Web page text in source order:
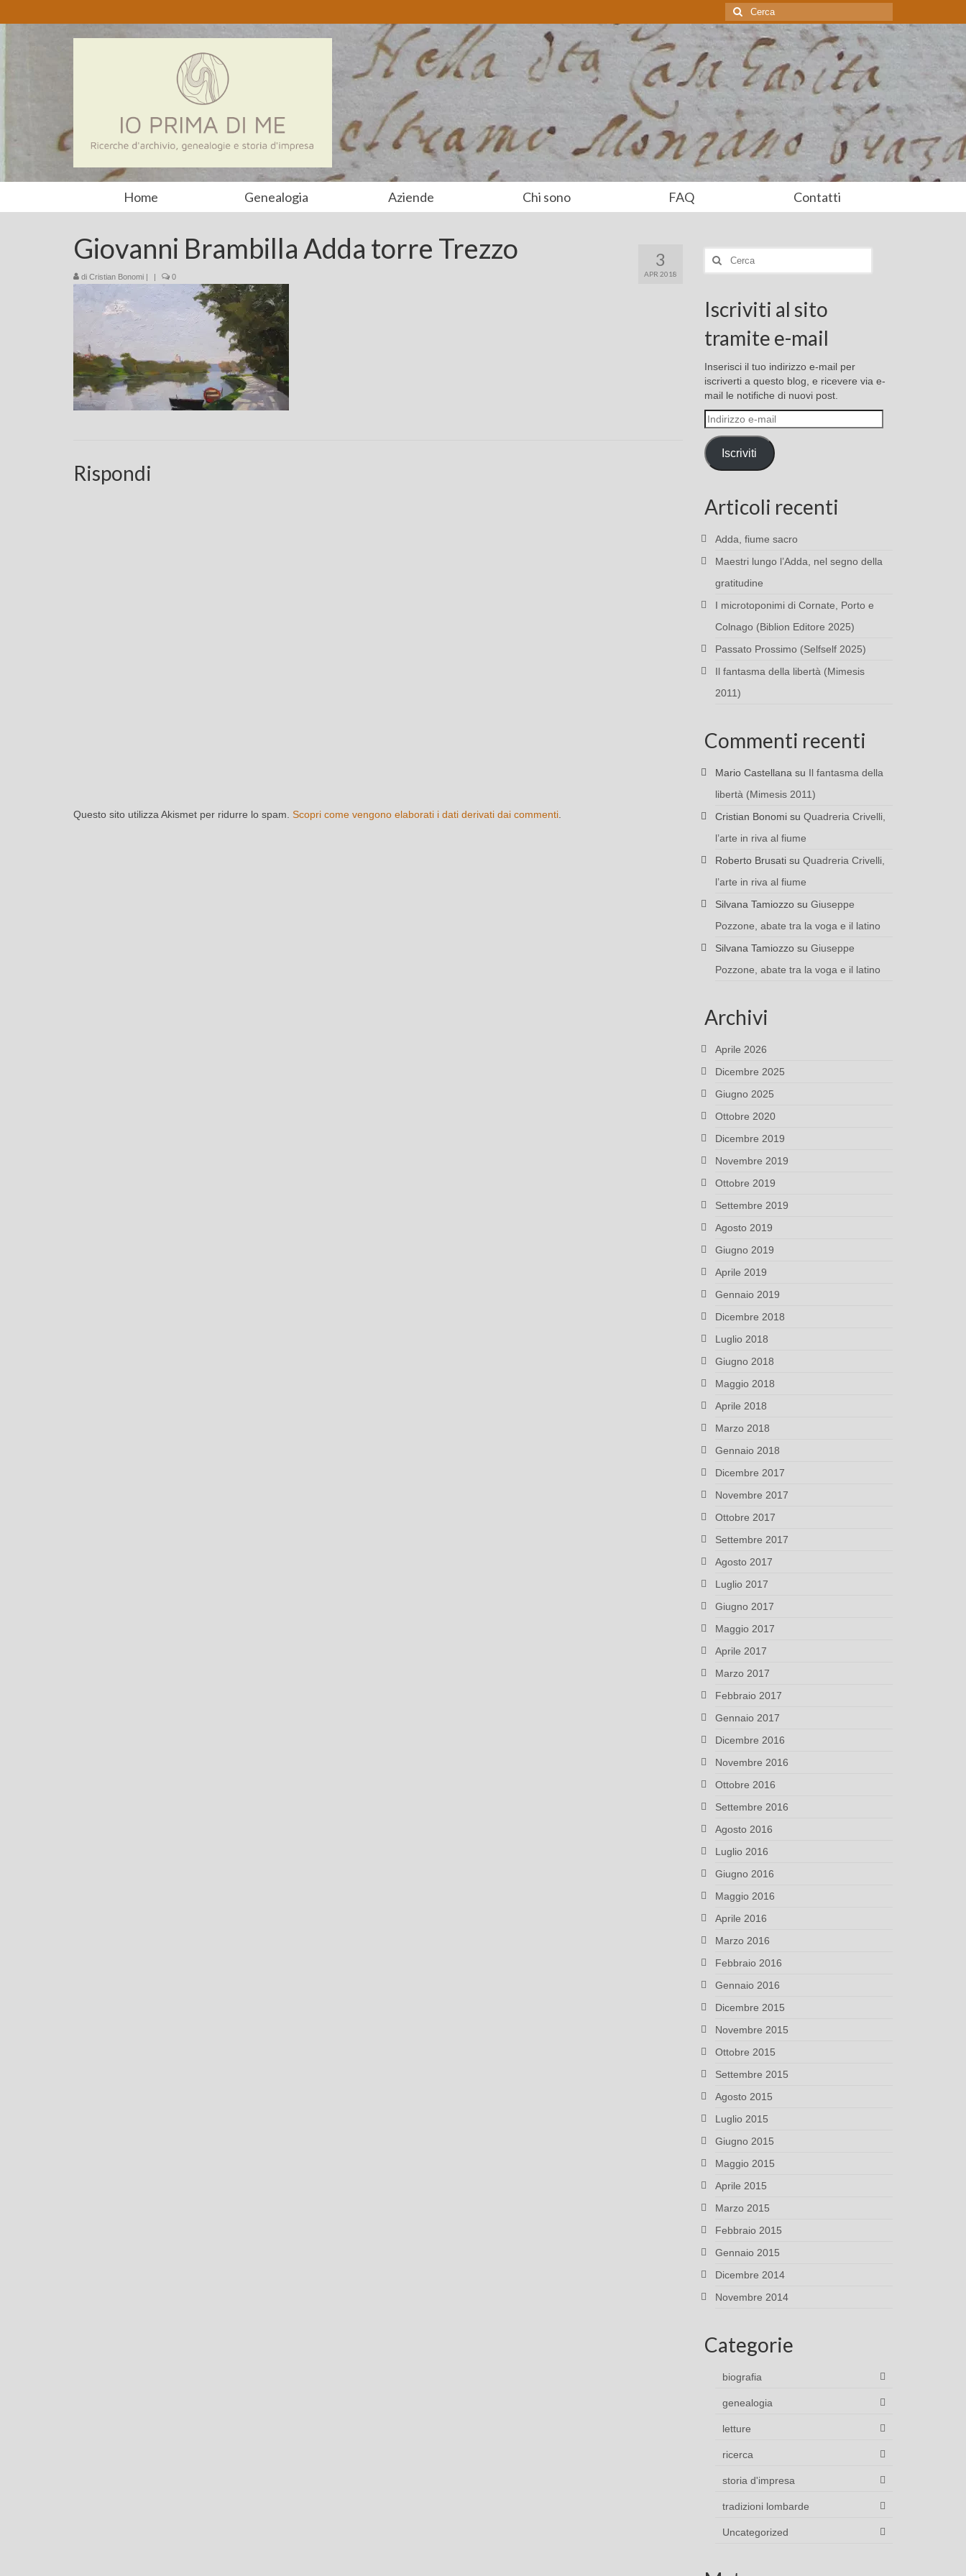
Cerca:
Home Genealogia Aziende Chi sono FAQ Contatti
3
APR 2018
Giovanni Brambilla Adda torre Trezzo
di Cristian Bonomi | | 0
Rispondi
Questo sito utilizza Akismet per ridurre lo spam. Scopri come vengono elaborati i dati derivati dai commenti
Cerca:
Iscriviti al sito
tramite e-mail
Inserisci il tuo indirizzo e-mail per
iscriverti a questo blog, e ricevere via e-
mail le notifiche di nuovi post.
Indirizzo
e-
mail
Iscriviti
Articoli recenti
Adda, fiume sacro
Maestri lungo l’Adda, nel segno della
gratitudine
I microtoponimi di Cornate, Porto e
Colnago (Biblion Editore 2025)
Passato Prossimo (Selfself 2025)
Il fantasma della libertà (Mimesis
2011)
Commenti recenti
Mario Castellana su Il fantasma della
libertà (Mimesis 2011)
Cristian Bonomisu Quadreria Crivelli,
l’arte in riva al fiume
Roberto Brusatisu Quadreria Crivelli,
l’arte in riva al fiume
Silvana Tamiozzosu Giuseppe
Pozzone, abate tra la voga e il latino
Silvana Tamiozzosu Giuseppe
Pozzone, abate tra la voga e il latino
Archivi
Aprile 2026
Dicembre 2025
Giugno 2025
Ottobre 2020
Dicembre 2019
Novembre 2019
Ottobre 2019
Settembre 2019
Agosto 2019
Giugno 2019
Aprile 2019
Gennaio 2019
Dicembre 2018
Luglio 2018
Giugno 2018
Maggio 2018
Aprile 2018
Marzo 2018
Gennaio 2018
Dicembre 2017
Novembre 2017
Ottobre 2017
Settembre 2017
Agosto 2017
Luglio 2017
Giugno 2017
Maggio 2017
Aprile 2017
Marzo 2017
Febbraio 2017
Gennaio 2017
Dicembre 2016
Novembre 2016
Ottobre 2016
Settembre 2016
Agosto 2016
Luglio 2016
Giugno 2016
Maggio 2016
Aprile 2016
Marzo 2016
Febbraio 2016
Gennaio 2016
Dicembre 2015
Novembre 2015
Ottobre 2015
Settembre 2015
Agosto 2015
Luglio 2015
Giugno 2015
Maggio 2015
Aprile 2015
Marzo 2015
Febbraio 2015
Gennaio 2015
Dicembre 2014
Novembre 2014
Categorie
biografia
genealogia
letture
ricerca
storia d'impresa
tradizioni lombarde
Uncategorized